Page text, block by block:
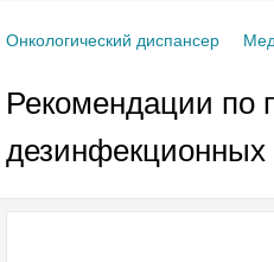
Онкологический диспансер
Рекомендации по
дезинфекционных